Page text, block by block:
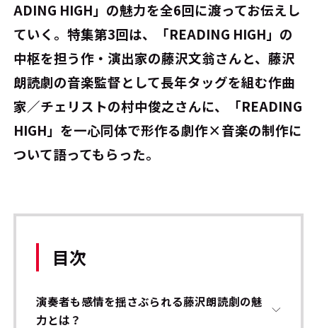
ADING HIGH」の魅力を全6回に渡ってお伝えし
ていく。特集第3回は、「READING HIGH」の
中枢を担う作・演出家の藤沢文翁さんと、藤沢
朗読劇の音楽監督として長年タッグを組む作曲
家／チェリストの村中俊之さんに、「READING
HIGH」を一心同体で形作る劇作×音楽の制作に
ついて語ってもらった。
目次
演奏者も感情を揺さぶられる藤沢朗読劇の魅
力とは？